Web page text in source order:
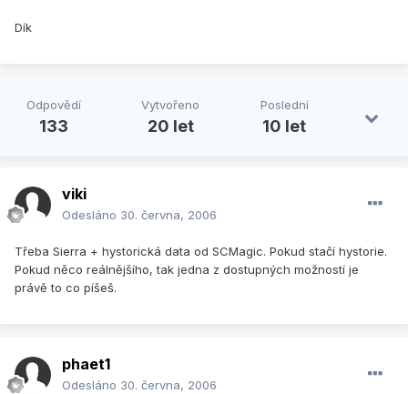
Dík
Odpovědí
133
Vytvořeno
20 let
Poslední
10 let
viki
Odesláno 30. června, 2006
Třeba Sierra + hystorická data od SCMagic. Pokud stačí hystorie.
Pokud něco reálnějšího, tak jedna z dostupných možností je
právě to co píšeš.
phaet1
Odesláno 30. června, 2006